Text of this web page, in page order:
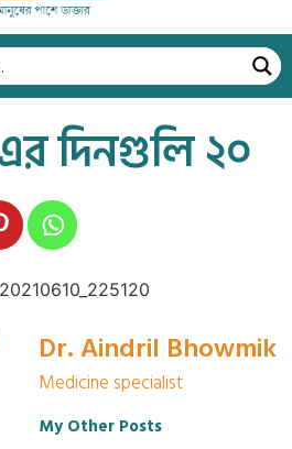
এর দিনগুলি ২০
Dr. Aindril Bhowmik
Medicine specialist
My Other Posts